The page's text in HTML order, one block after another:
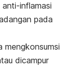
inflamasi
pada
mengkonsumsi
dicampur